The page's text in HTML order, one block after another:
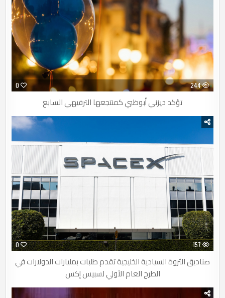
0 244
تؤكد ديزني أبوظبي كمنتجعها الترفيهي السابع
0 157
صناديق الثروة السيادية الخليجية تقدم طلبات بمليارات الدولارات في
الطرح العام الأولي لسبيس إكس